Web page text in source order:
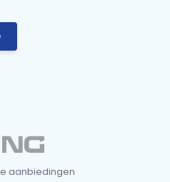
aanbiedingen